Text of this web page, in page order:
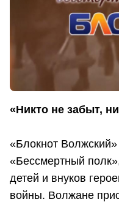
«Никто не забыт,
«Блокнот
«Бессмертный
детей и внуков
войны. Волжане